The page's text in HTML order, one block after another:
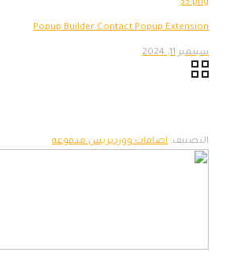
Popup Builder Contact Popup Extension
سبتمبر 11, 2024
التصنيف: اضافات ووردبريس مدفوعه